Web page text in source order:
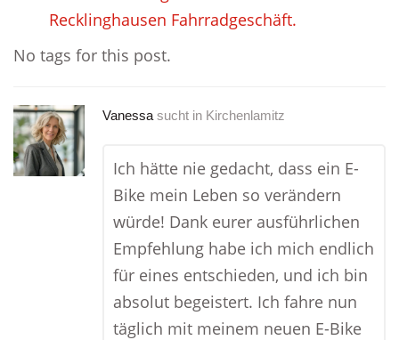
Recklinghausen Fahrradgeschäft.
No tags for this post.
Vanessa sucht in Kirchenlamitz
Ich hätte nie gedacht, dass ein E-
Bike mein Leben so verändern
würde! Dank eurer ausführlichen
Empfehlung habe ich mich endlich
für eines entschieden, und ich bin
absolut begeistert. Ich fahre nun
täglich mit meinem neuen E-Bike